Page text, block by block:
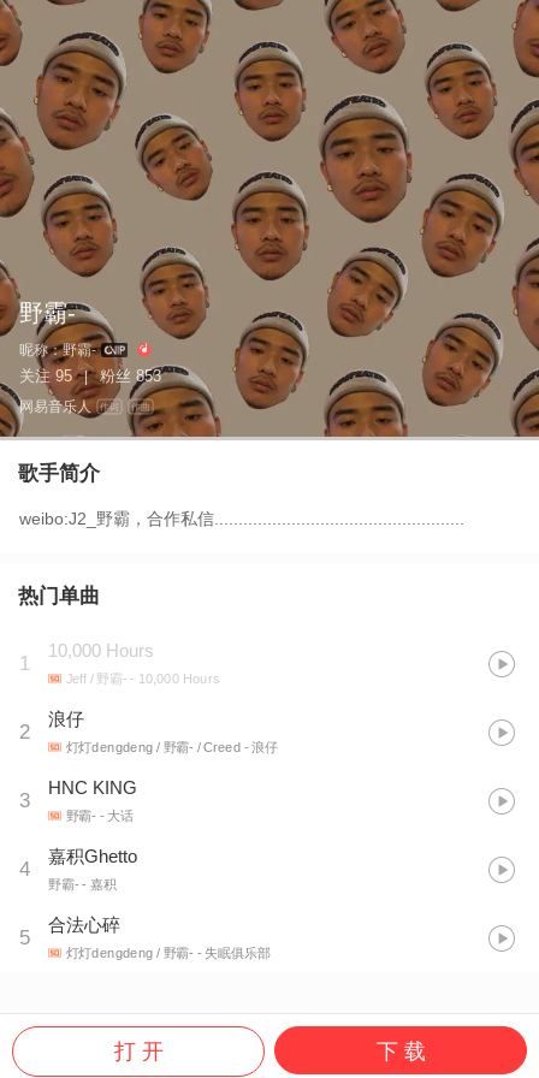
野霸-
昵称：野霸-
关注 95 | 粉丝 853
网易音乐人 作词 作曲
歌手简介
weibo:J2_野霸，合作私信....................................................
热门单曲
1
10,000 Hours
Jeff / 野霸- - 10,000 Hours
2
浪仔
灯灯dengdeng / 野霸- / Creed - 浪仔
3
HNC KING
野霸- - 大话
4
嘉积Ghetto
野霸- - 嘉积
5
合法心碎
灯灯dengdeng / 野霸- - 失眠俱乐部
打 开 下 载